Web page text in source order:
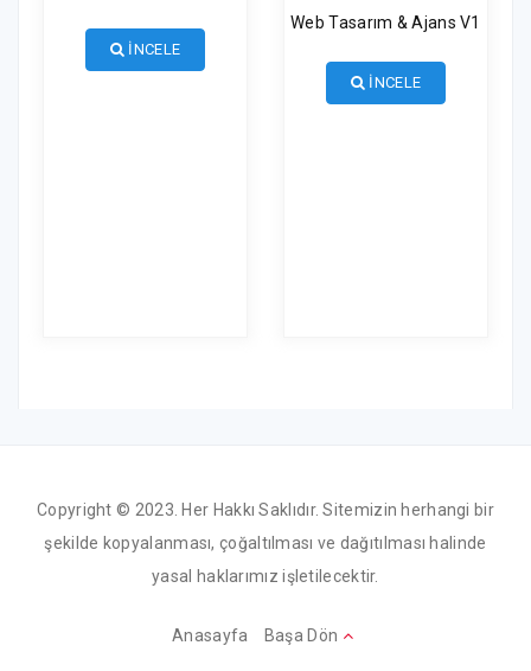
İNCELE
Web Tasarım & Ajans V1
İNCELE
Copyright © 2023. Her Hakkı Saklıdır. Sitemizin herhangi bir
şekilde kopyalanması, çoğaltılması ve dağıtılması halinde
yasal haklarımız işletilecektir.
Anasayfa Başa Dön